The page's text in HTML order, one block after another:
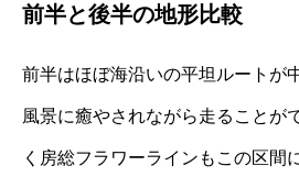
前半と後半の地形比較
前半はほぼ海沿いの平坦ルートが
風景に癒やされながら走ることが
く房総フラワーラインもこの区間